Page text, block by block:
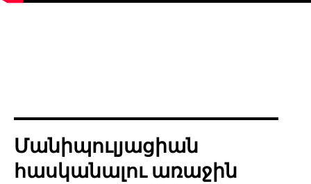
Մանիպուլյացիան
հասկանալու առաջին